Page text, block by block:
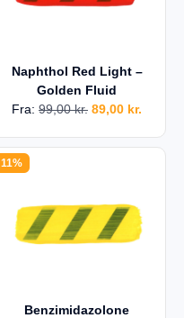
Naphthol Red Light –
Golden Fluid
Fra: 99,00kr. 89,00 kr.
11%
Benzimidazolone